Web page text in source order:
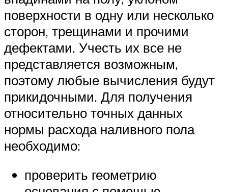
поверхности в одну или несколько
сторон, трещинами и прочими
дефектами. Учесть их все не
представляется возможным,
поэтому любые вычисления будут
прикидочными. Для получения
относительно точных данных
нормы расхода наливного пола
необходимо:
проверить геометрию